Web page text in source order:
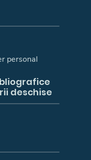
personal
deschise